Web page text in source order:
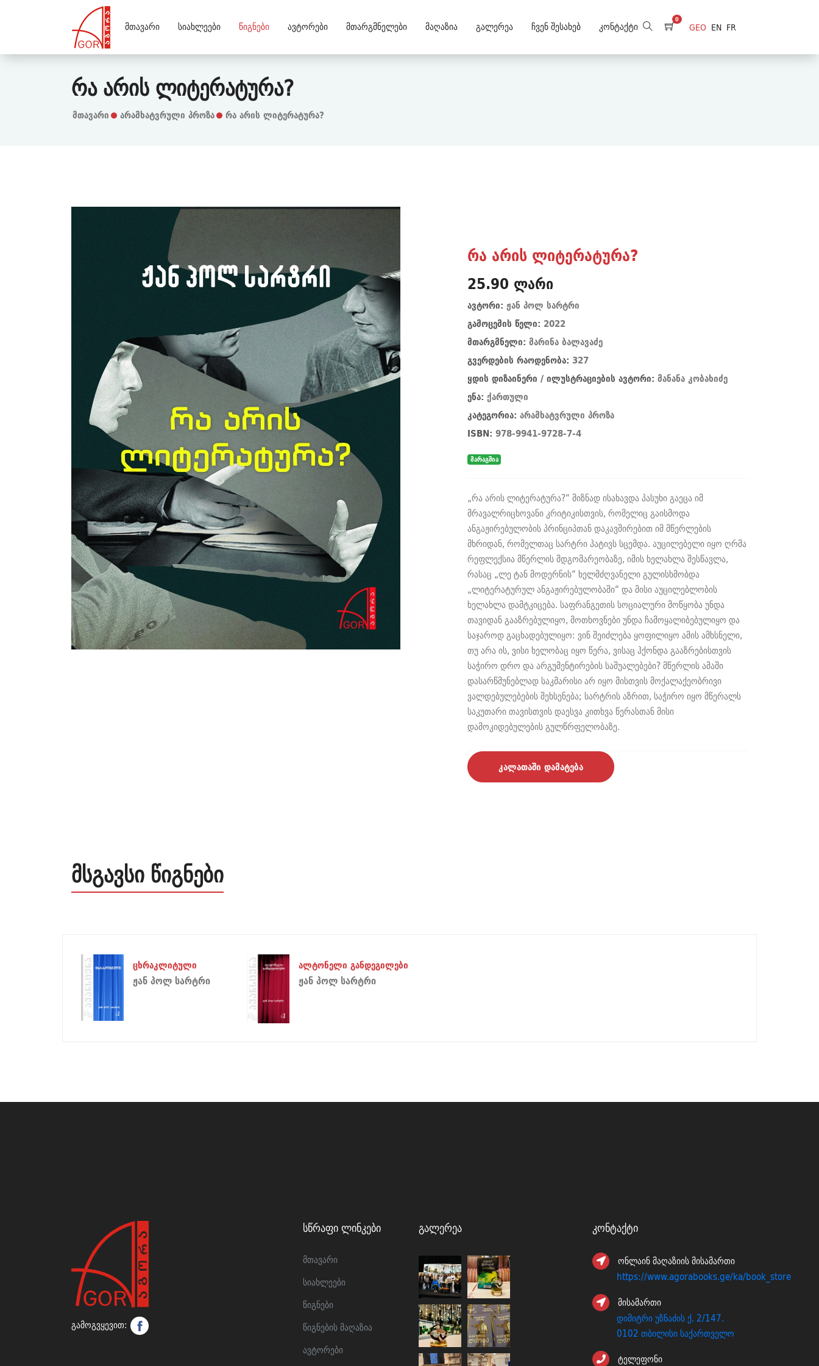
Მთავარი Სიახლეები Წიგნები Ავტორები Მთარგმნელები Მაღაზია Გალერეა Ჩვენ Შესახებ Კონტაქტი
0
GEO EN FR
Რა Არის Ლიტერატურა?
Მთავარი Არამხატვრული Პროზა რა არის ლიტერატურა?
რა არის ლიტერატურა?
25.90 ლარი
ავტორი: ჟან პოლ სარტრი
გამოცემის წელი: 2022
მთარგმნელი: მარინა ბალავაძე
გვერდების რაოდენობა: 327
ყდის დიზაინერი / ილუსტრაციების ავტორი: მანანა კობახიძე
ენა: ქართული
კატეგორია: არამხატვრული პროზა
ISBN: 978-9941-9728-7-4
მარაგშია
„რა არის ლიტერატურა?“ მიზნად ისახავდა პასუხი გაეცა იმ
მრავალრიცხოვანი კრიტიკისთვის, რომელიც გაისმოდა
ანგაჟირებულობის პრინციპთან დაკავშირებით იმ მწერლების
მხრიდან, რომელთაც სარტრი პატივს სცემდა. აუცილებელი იყო ღრმა
რეფლექსია მწერლის მდგომარეობაზე, იმის ხელახლა შესწავლა,
რასაც „ლე ტან მოდერნის“ ხელმძღვანელი გულისხმობდა
„ლიტერატურულ ანგაჟირებულობაში“ და მისი აუცილებლობის
ხელახლა დამტკიცება. საფრანგეთის სოციალური მოწყობა უნდა
თავიდან გააზრებულიყო, მოთხოვნები უნდა ჩამოყალიბებულიყო და
საჯაროდ გაცხადებულიყო: ვინ შეიძლება ყოფილიყო ამის ამხსნელი,
თუ არა ის, ვისი ხელობაც იყო წერა, ვისაც ჰქონდა გააზრებისთვის
საჭირო დრო და არგუმენტირების საშუალებები? მწერლის ამაში
დასარწმუნებლად საკმარისი არ იყო მისთვის მოქალაქეობრივი
ვალდებულებების შეხსენება; სარტრის აზრით, საჭირო იყო მწერალს
საკუთარი თავისთვის დაესვა კითხვა წერასთან მისი
დამოკიდებულების გულწრფელობაზე.
კალათაში დამატება
მსგავსი წიგნები
ცხრაკლიტული
ჟან პოლ სარტრი
ალტონელი განდეგილები
ჟან პოლ სარტრი
გამოგვყევით:
Სწრაფი Ლინკები
მთავარი
სიახლეები
წიგნები
წიგნების მაღაზია
ავტორები
Გალერეა Კონტაქტი
ონლაინ მაღაზიის მისამართი
https://www.agorabooks.ge/ka/book_store
მისამართი
დიმიტრი უზნაძის ქ. 2/147.
0102 თბილისი საქართველო
ტელეფონი